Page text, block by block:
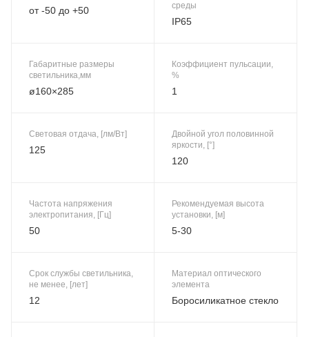
от -50 до +50
среды
IP65
Габаритные размеры
светильника,мм
ø160×285
Коэффициент пульсации,
%
1
Световая отдача, [лм/Вт]
125
Двойной угол половинной
яркости, [°]
120
Частота напряжения
электропитания, [Гц]
50
Рекомендуемая высота
установки, [м]
5-30
Срок службы светильника,
не менее, [лет]
12
Материал оптического
элемента
Боросиликатное стекло